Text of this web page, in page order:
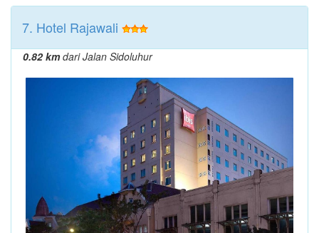
7. Hotel Rajawali
0.82 kmdari Jalan Sidoluhur